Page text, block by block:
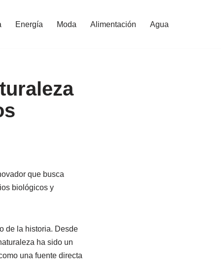
Energía Moda Alimentación Agua
que busca
biológicos y
de la historia. Desde
ha sido un
una fuente directa